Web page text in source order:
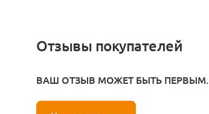
Отзывы покупателей
ВАШ ОТЗЫВ МОЖЕТ БЫТЬ ПЕРВЫМ.